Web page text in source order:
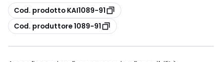
copia
Cod. prodotto KAI1089-91
copia
Cod. produttore 1089-91